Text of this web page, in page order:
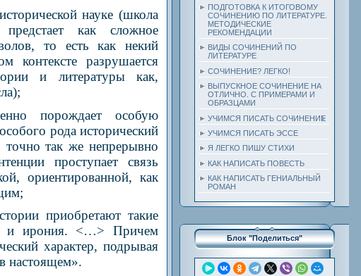
науке (школа
как сложное
то есть как некий
контексте разрушается
и литературы как,
порождает особую
рода исторический
точно так же непрерывно
проступает связь
ориентированной, как
приобретают такие
и ирония. <…> Причем
характер, подрывая
настоящем».
ПОДГОТОВКА К ИТОГОВОМУ
СОЧИНЕНИЮ ПО ЛИТЕРАТУРЕ.
МЕТОДИЧЕСКИЕ
РЕКОМЕНДАЦИИ
ВИДЫ СОЧИНЕНИЙ ПО
ЛИТЕРАТУРЕ
СОЧИНЕНИЕ? ЛЕГКО!
ВЫПУСКНОЕ СОЧИНЕНИЕ НА
ОТЛИЧНО. С ПРИМЕРАМИ И
ОБРАЗЦАМИ
УЧИМСЯ ПИСАТЬ СОЧИНЕНИЕ
УЧИМСЯ ПИСАТЬ ЭССЕ
Я ЛЕГКО ПИШУ СТИХИ
КАК НАПИСАТЬ ПОВЕСТЬ
КАК НАПИСАТЬ ГЕНИАЛЬНЫЙ
РОМАН
Блок "Поделиться"